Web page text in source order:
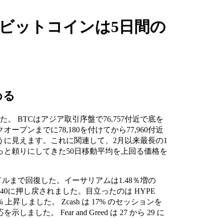
ットコインは5日間の
。 BTCはアジア取引序盤で76,757付近で底を
ープンまでに78,180を付けてから77,960付近
見えます。これに関連して、2月以来最長の1
頼りにしてきた50日移動平均を上回る価格を
まで回復した。イーサリアムは1.48％増の
に押し戻されました。目立ったのは HYPE
昇しました。 Zcash は 17% のセッションを
示しました。 Fear and Greed は 27 から 29 に